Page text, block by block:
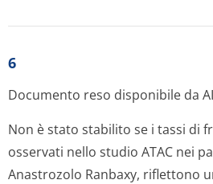
6
Documento reso disponibile da
Non è stato stabilito se i tassi di
osservati nello studio ATAC nei
Anastrozolo Ranbaxy, riflettono